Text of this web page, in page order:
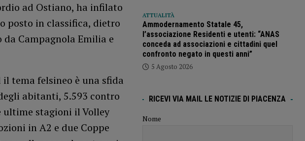
ad Ostiano, ha infilato
posto in classifica, dietro
Campagnola Emilia e
tema felsineo è una sfida
abitanti, 5.593 contro
ultime stagioni il Volley
in A2 e due Coppe
ATTUALITÀ
Ammodernamento Statale 45,
l’associazione Residenti e utenti: “ANAS
conceda ad associazioni e cittadini quel
confronto negato in questi anni”
5 Agosto 2026
RICEVI VIA MAIL LE NOTIZIE DI PIACENZA
Nome